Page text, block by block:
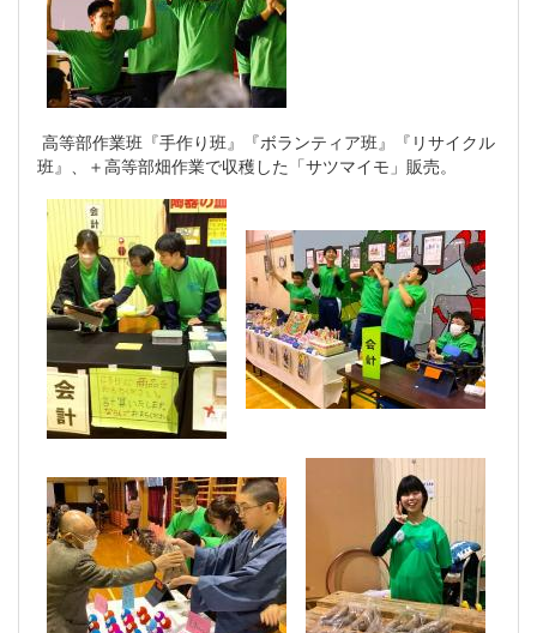
高等部作業班『手作り班』『ボランティア班』『リサイクル
班』、＋高等部畑作業で収穫した「サツマイモ」販売。